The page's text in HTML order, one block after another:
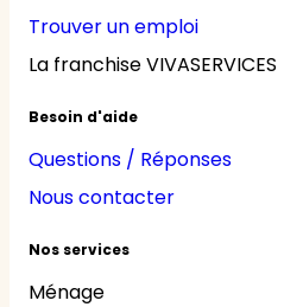
Trouver un emploi
La franchise VIVASERVICES
Besoin d'aide
Questions / Réponses
Nous contacter
Nos services
Ménage